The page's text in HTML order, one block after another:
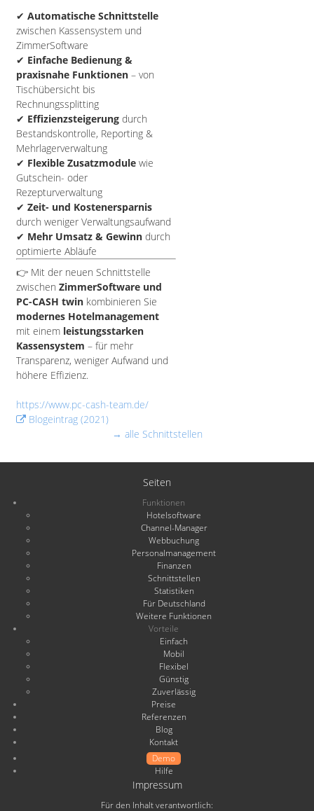
✔ Automatische Schnittstelle
zwischen Kassensystem und
ZimmerSoftware
✔ Einfache Bedienung &
praxisnahe Funktionen – von
Tischübersicht bis
Rechnungssplitting
✔ Effizienzsteigerung durch
Bestandskontrolle, Reporting &
Mehrlagerverwaltung
✔ Flexible Zusatzmodule wie
Gutschein- oder
Rezepturverwaltung
✔ Zeit- und Kostenersparnis
durch weniger Verwaltungsaufwand
✔ Mehr Umsatz & Gewinn durch
optimierte Abläufe
👉 Mit der neuen Schnittstelle
zwischen ZimmerSoftware und
PC-CASH twin kombinieren Sie
modernes Hotelmanagement
mit einem leistungsstarken
Kassensystem – für mehr
Transparenz, weniger Aufwand und
höhere Effizienz.
https://www.pc-cash-team.de/
Blogeintrag (2021)
→ alle Schnittstellen
Seiten
Funktionen
Hotelsoftware
Channel-Manager
Webbuchung
Personalmanagement
Finanzen
Schnittstellen
Statistiken
Für Deutschland
Weitere Funktionen
Vorteile
Einfach
Mobil
Flexibel
Günstig
Zuverlässig
Preise
Referenzen
Blog
Kontakt
Demo
Hilfe
Impressum
Für den Inhalt verantwortlich: